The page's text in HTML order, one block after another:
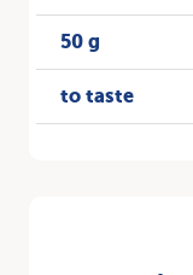
50 g
to taste